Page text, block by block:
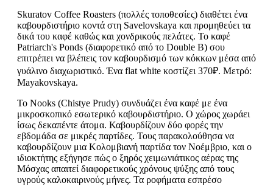
Skuratov Coffee Roasters (πολλές τοποθεσίες) διαθέτει ένα
καβουρδιστήριο κοντά στη Savelovskaya και προμηθεύει τα
δικά του καφέ καθώς και χονδρικούς πελάτες. Το καφέ
Patriarch's Ponds (διαφορετικό από το Double B) σου
επιτρέπει να βλέπεις τον καβουρδισμό των κόκκων μέσα από
γυάλινο διαχωριστικό. Ένα flat white κοστίζει 370₽. Μετρό:
Mayakovskaya.
Το Nooks (Chistye Prudy) συνδυάζει ένα καφέ με ένα
μικροσκοπικό εσωτερικό καβουρδιστήριο. Ο χώρος χωράει
ίσως δεκαπέντε άτομα. Καβουρδίζουν δύο φορές την
εβδομάδα σε μικρές παρτίδες. Τους παρακολούθησα να
καβουρδίζουν μια Κολομβιανή παρτίδα τον Νοέμβριο, και ο
ιδιοκτήτης εξήγησε πώς ο ξηρός χειμωνιάτικος αέρας της
Μόσχας απαιτεί διαφορετικούς χρόνους ψύξης από τους
υγρούς καλοκαιρινούς μήνες. Τα ροφήματα εσπρέσο